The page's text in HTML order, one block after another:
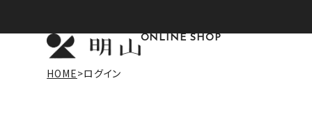
ONLINE SHOP
HOME ログイン